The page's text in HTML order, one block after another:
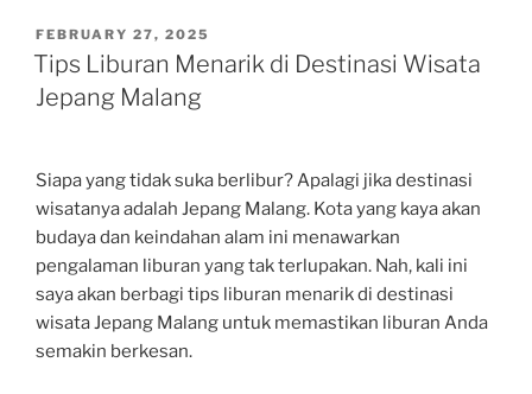
POSTED
ON
FEBRUARY 27, 2025
Tips Liburan Menarik di Destinasi Wisata
Jepang Malang
Siapa yang tidak suka berlibur? Apalagi jika destinasi
wisatanya adalah Jepang Malang. Kota yang kaya akan
budaya dan keindahan alam ini menawarkan
pengalaman liburan yang tak terlupakan. Nah, kali ini
saya akan berbagi tips liburan menarik di destinasi
wisata Jepang Malang untuk memastikan liburan Anda
semakin berkesan.